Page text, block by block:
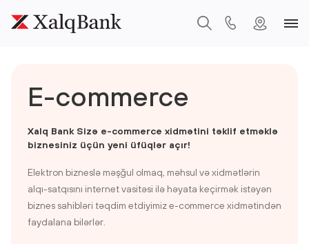
E-commerce
Xalq Bank Sizə e-commerce xidmətini təklif etməklə
biznesiniz üçün yeni üfüqlər açır!
Elektron bizneslə məşğul olmaq, məhsul və xidmətlərin
alqı-satqısını internet vasitəsi ilə həyata keçirmək istəyən
biznes sahibləri təqdim etdiyimiz e-commerce xidmətindən
faydalana bilərlər.